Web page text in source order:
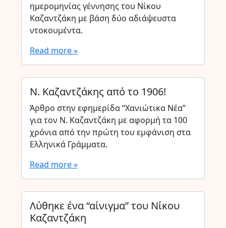
ημερομηνίας γέννησης του Νίκου
Καζαντζάκη με βάση δύο αδιάψευστα
ντοκουμέντα.
Read more »
Ν. Καζαντζάκης από το 1906!
Άρθρο στην εφημερίδα “Χανιώτικα Νέα”
για τον Ν. Καζαντζάκη με αφορμή τα 100
χρόνια από την πρώτη του εμφάνιση στα
Ελληνικά Γράμματα.
Read more »
Λύθηκε ένα “αίνιγμα” του Νίκου
Καζαντζάκη